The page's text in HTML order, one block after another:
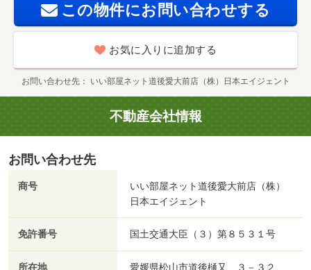
この物件にお問い合わせする
お気に入りに追加する
お問い合わせ先 いい部屋ネット道後愛大前店（株）日本エイジェント
不動産会社情報
お問い合わせ先
商号
いい部屋ネット道後愛大前店（株）
日本エイジェント
免許番号 国土交通大臣（３）第８５３１号
所在地 愛媛県松山市道後樋又 ３－３２